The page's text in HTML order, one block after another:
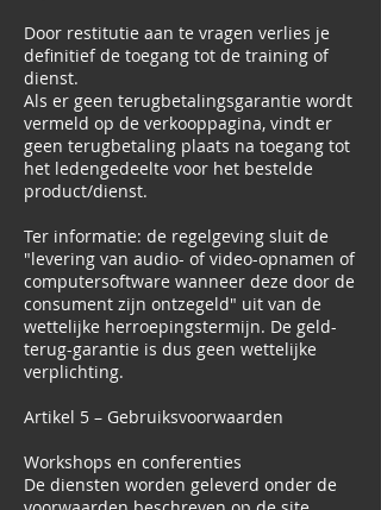
Door restitutie aan te vragen verlies je
definitief de toegang tot de training of
dienst.
Als er geen terugbetalingsgarantie wordt
vermeld op de verkooppagina, vindt er
geen terugbetaling plaats na toegang tot
het ledengedeelte voor het bestelde
product/dienst.
Ter informatie: de regelgeving sluit de
"levering van audio- of video-opnamen of
computersoftware wanneer deze door de
consument zijn ontzegeld" uit van de
wettelijke herroepingstermijn. De geld-
terug-garantie is dus geen wettelijke
verplichting.
Artikel 5 – Gebruiksvoorwaarden
Workshops en conferenties
De diensten worden geleverd onder de